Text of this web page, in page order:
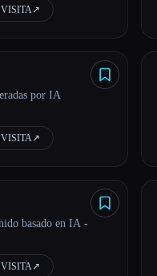
VISITA↗︎
por IA
VISITA↗︎
basado en IA -
VISITA↗︎